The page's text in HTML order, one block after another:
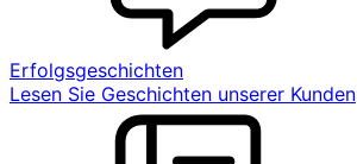
Erfolgsgeschichten
Lesen Sie Geschichten unserer Kunden